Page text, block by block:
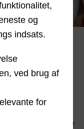
og offentlige
og
indsats.
ved brug af
for